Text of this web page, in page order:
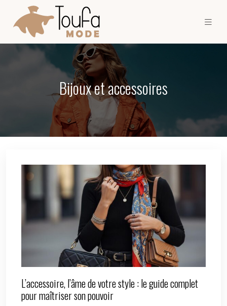
Bijoux et accessoires
L’accessoire, l’âme de votre style : le guide complet
pour maîtriser son pouvoir